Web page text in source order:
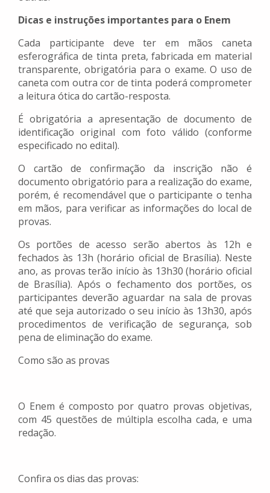
Dicas e instruções importantes para o Enem
Cada participante deve ter em mãos caneta
esferográfica de tinta preta, fabricada em material
transparente, obrigatória para o exame. O uso de
caneta com outra cor de tinta poderá comprometer
a leitura ótica do cartão-resposta.
É obrigatória a apresentação de documento de
identificação original com foto válido (conforme
especificado no edital).
O cartão de confirmação da inscrição não é
documento obrigatório para a realização do exame,
porém, é recomendável que o participante o tenha
em mãos, para verificar as informações do local de
provas.
Os portões de acesso serão abertos às 12h e
fechados às 13h (horário oficial de Brasília). Neste
ano, as provas terão início às 13h30 (horário oficial
de Brasília). Após o fechamento dos portões, os
participantes deverão aguardar na sala de provas
até que seja autorizado o seu início às 13h30, após
procedimentos de verificação de segurança, sob
pena de eliminação do exame.
Como são as provas
O Enem é composto por quatro provas objetivas,
com 45 questões de múltipla escolha cada, e uma
redação.
Confira os dias das provas: